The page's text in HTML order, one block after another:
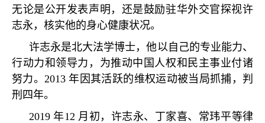
无论是公开发表声明，还是鼓励驻华外交官探视许
志永，核实他的身心健康状况。
许志永是北大法学博士，他以自己的专业能力、
行动力和领导力，为推动中国人权和民主事业付诸
努力。2013年因其活跃的维权运动被当局抓捕，判
刑四年。
2019年12 月初，许志永、丁家喜、常玮平等律